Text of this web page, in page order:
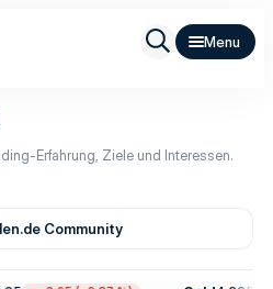
Erfahrung, Ziele und Interessen.
Community